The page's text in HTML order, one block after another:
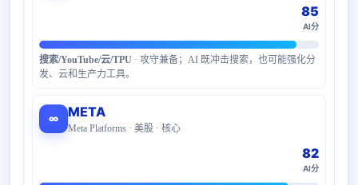
85
AI分
搜索/YouTube/云/TPU · 攻守兼备；AI 既冲击搜索，也可能强化分
发、云和生产力工具。
∞ META
Meta Platforms · 美股 · 核心
82
AI分